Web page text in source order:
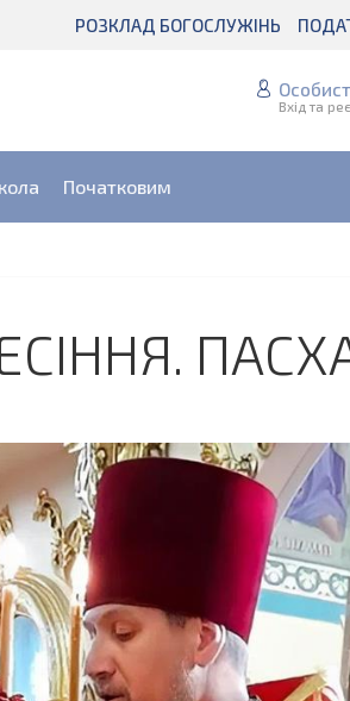
РОЗКЛАД БОГОСЛУЖІНЬ
Вхід та
Початковим